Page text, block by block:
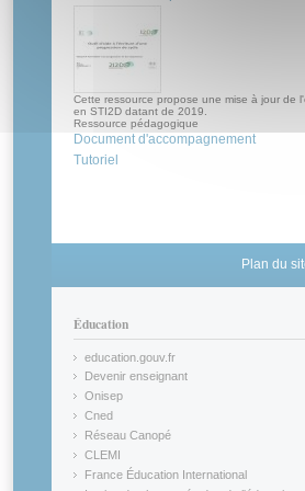
Cette ressource propose une mise à jour de
en STI2D datant de 2019.
Ressource pédagogique
Document d'accompagnement
Tutoriel
Plan du
Éducation
education.gouv.fr
(link is external)
Devenir enseignant
(link is external)
Onisep
(link is external)
Cned
(link is external)
Réseau Canopé
(link is external)
CLEMI
(link is external)
France Éducation International